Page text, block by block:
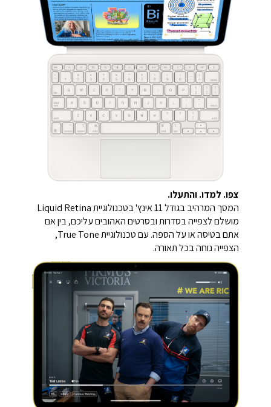
צפו. למדו. והתעלו.
המסך המרהיב בגודל 11 אינץ' בטכנולוגיית Liquid Retina
מושלם לצפייה בסדרות ובסרטים האהובים עליכם, בין אם
אתם בטיסה או על הספה. עם טכנולוגיית True Tone,
הצפייה נוחה בכל תאורה.